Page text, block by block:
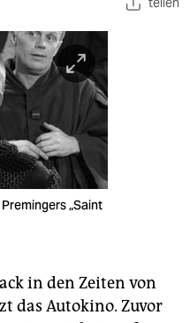
„Saint
in den Zeiten von
das Autokino. Zuvor